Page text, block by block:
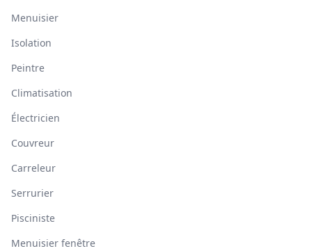
Menuisier
Isolation
Peintre
Climatisation
Électricien
Couvreur
Carreleur
Serrurier
Pisciniste
Menuisier fenêtre